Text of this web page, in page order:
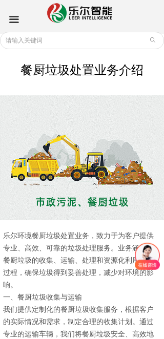
끀
ꄙ
乐尔环境餐厨垃圾处置业务，致力于为客户提供
专业、高效、可靠的垃圾处理服务。业务涵盖了
餐厨垃圾的收集、运输、处理和资源化利用等全
过程，确保垃圾得到妥善处理，减少对环境的影
响。
一、餐厨垃圾收集与运输
我们提供定制化的餐厨垃圾收集服务，根据客户
的实际情况和需求，制定合理的收集计划。通过
专业的运输车辆，我们将餐厨垃圾安全、高效地
餐厨垃圾处置业务介绍